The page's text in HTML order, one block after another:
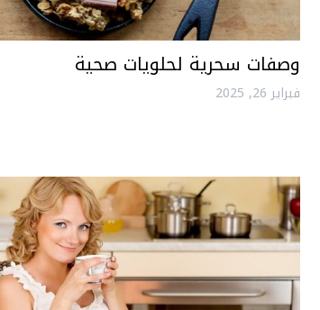
وصفات سحرية لحلويات صحية
فبراير 26, 2025